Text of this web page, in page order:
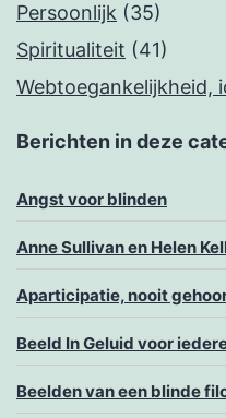
Persoonlijk (35)
Spiritualiteit (41)
Webtoegankelijkheid,
Berichten in deze
Angst voor blinden
Anne Sullivan en Helen
Aparticipatie, nooit
Beeld In Geluid voor
Beelden van een blinde